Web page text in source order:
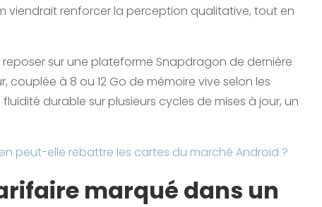
viendrait renforcer la perception qualitative, tout en
sur une plateforme Snapdragon de dernière
à 8 ou 12 Go de mémoire vive selon les
durable sur plusieurs cycles de mises à jour, un
peut-elle rebattre les cartes du marché Android ?
marqué dans un